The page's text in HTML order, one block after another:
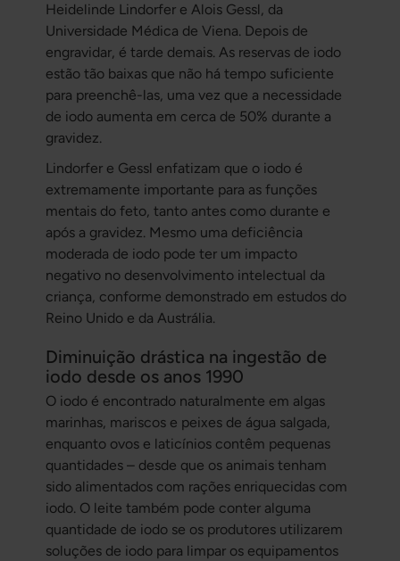
Heidelinde Lindorfer e Alois Gessl, da
Universidade Médica de Viena. Depois de
engravidar, é tarde demais. As reservas de iodo
estão tão baixas que não há tempo suficiente
para preenchê-las, uma vez que a necessidade
de iodo aumenta em cerca de 50% durante a
gravidez.
Lindorfer e Gessl enfatizam que o iodo é
extremamente importante para as funções
mentais do feto, tanto antes como durante e
após a gravidez. Mesmo uma deficiência
moderada de iodo pode ter um impacto
negativo no desenvolvimento intelectual da
criança, conforme demonstrado em estudos do
Reino Unido e da Austrália.
Diminuição drástica na ingestão de
iodo desde os anos 1990
O iodo é encontrado naturalmente em algas
marinhas, mariscos e peixes de água salgada,
enquanto ovos e laticínios contêm pequenas
quantidades – desde que os animais tenham
sido alimentados com rações enriquecidas com
iodo. O leite também pode conter alguma
quantidade de iodo se os produtores utilizarem
soluções de iodo para limpar os equipamentos